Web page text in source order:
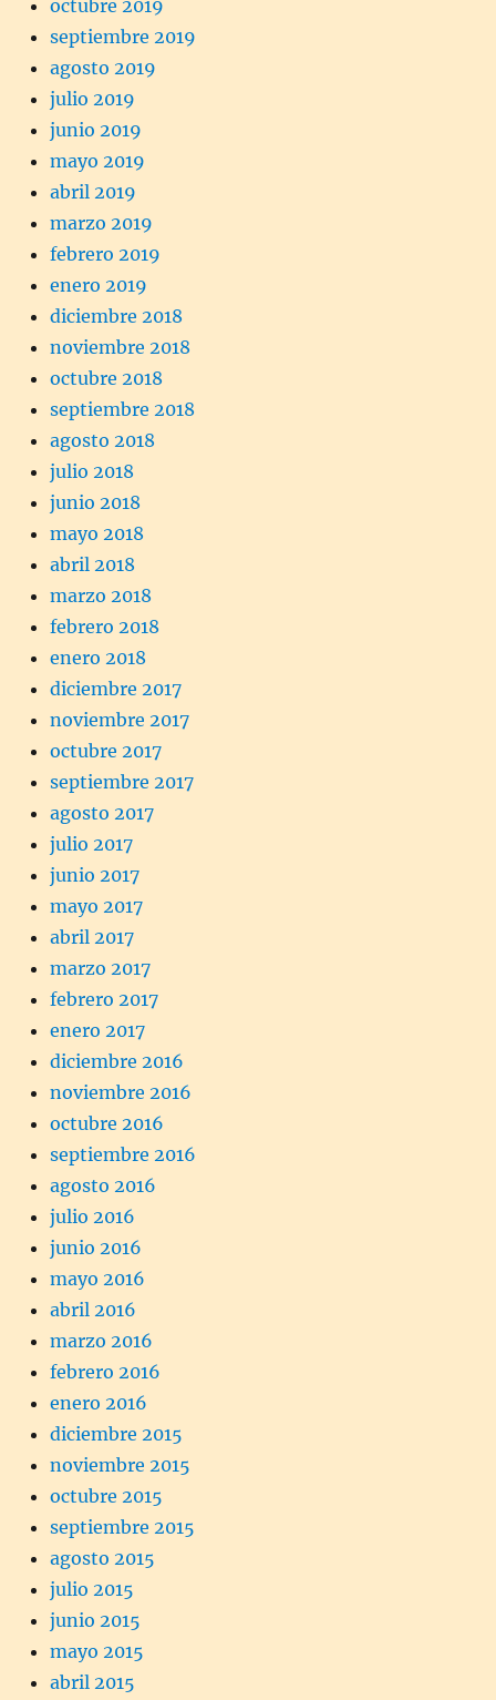
octubre 2019
septiembre 2019
agosto 2019
julio 2019
junio 2019
mayo 2019
abril 2019
marzo 2019
febrero 2019
enero 2019
diciembre 2018
noviembre 2018
octubre 2018
septiembre 2018
agosto 2018
julio 2018
junio 2018
mayo 2018
abril 2018
marzo 2018
febrero 2018
enero 2018
diciembre 2017
noviembre 2017
octubre 2017
septiembre 2017
agosto 2017
julio 2017
junio 2017
mayo 2017
abril 2017
marzo 2017
febrero 2017
enero 2017
diciembre 2016
noviembre 2016
octubre 2016
septiembre 2016
agosto 2016
julio 2016
junio 2016
mayo 2016
abril 2016
marzo 2016
febrero 2016
enero 2016
diciembre 2015
noviembre 2015
octubre 2015
septiembre 2015
agosto 2015
julio 2015
junio 2015
mayo 2015
abril 2015